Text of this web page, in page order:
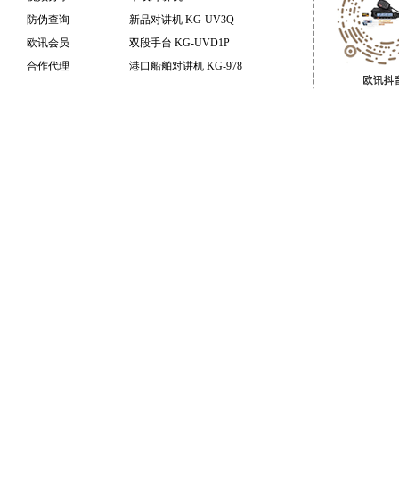
防伪查询
欧讯会员
合作代理
新品对讲机 KG-UV3Q
双段手台 KG-UVD1P
港口船舶对讲机 KG-978